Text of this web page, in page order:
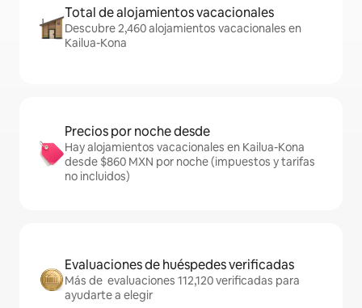
Total de alojamientos vacacionales
Descubre 2,460 alojamientos vacacionales en
Kailua-Kona
Precios por noche desde
Hay alojamientos vacacionales en Kailua-Kona
desde $860 MXN por noche (impuestos y tarifas
no incluidos)
Evaluaciones de huéspedes verificadas
Más de evaluaciones 112,120 verificadas para
ayudarte a elegir